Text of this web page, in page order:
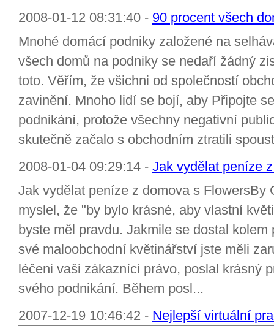
2008-01-12 08:31:40 - 90 procent všech
Mnohé domácí podniky založené na
všech domů na podniky se nedaří žádný
toto. Věřím, že všichni od společností
zavinění. Mnoho lidí se bojí, aby Připojte
podnikání, protože všechny negativní
skutečně začalo s obchodním ztratili
2008-01-04 09:29:14 - Jak vydělat peníze
Jak vydělat peníze z domova s FlowersBy
myslel, že "by bylo krásné, aby vlastní
byste měl pravdu. Jakmile se dostal
své maloobchodní květinářství jste měli
léčeni vaši zákazníci právo, poslal krásný
svého podnikání. Během posl...
2007-12-19 10:46:42 - Nejlepší virtuální